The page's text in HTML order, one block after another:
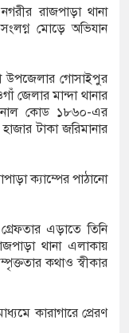
রাজপাড়া থানা
মোড়ে অভিযান
উপজেলার গোসাইপুর
জেলার মান্দা থানার
কোড ১৮৬০-এর
টাকা জরিমানার
ক্যাম্পের পাঠানো
এড়াতে তিনি
থানা এলাকায়
কথাও স্বীকার
কারাগারে প্রেরণ